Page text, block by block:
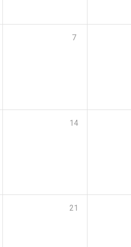
7
14
21